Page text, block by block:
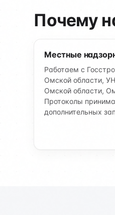
Почему
Местные
Работаем с
Омской области,
Омской области,
Протоколы
дополнительных